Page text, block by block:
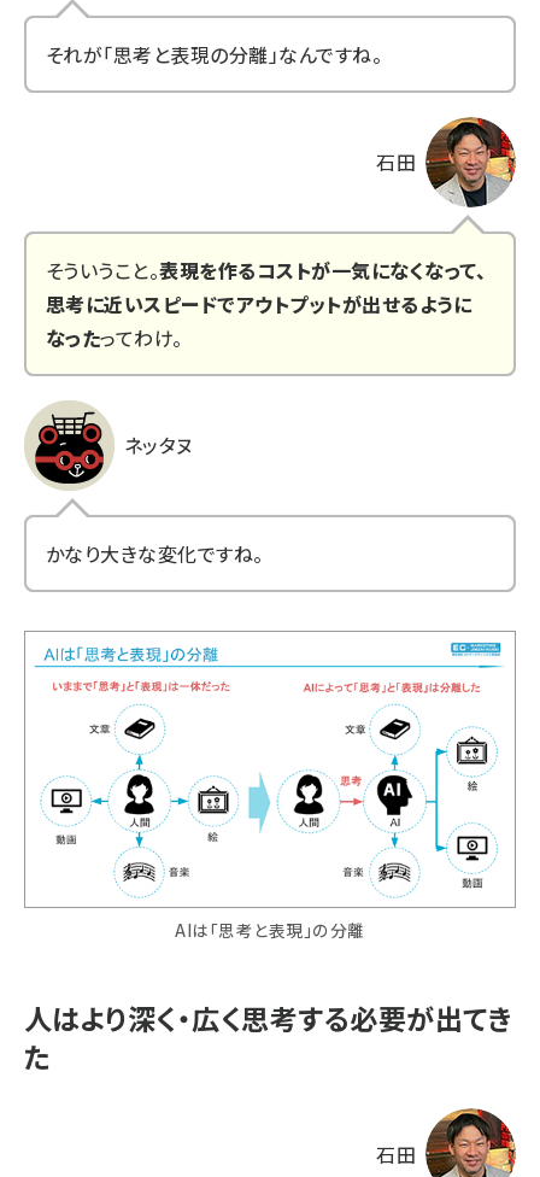
それが「思考と表現の分離」なんですね。
石田
そういうこと。表現を作るコストが一気になくなって、
思考に近いスピードでアウトプットが出せるように
なったってわけ。
ネッタヌ
かなり大きな変化ですね。
AIは「思考と表現」の分離
人はより深く・広く思考する必要が出てき
た
石田